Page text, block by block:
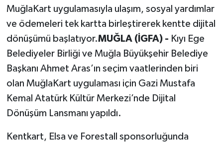
MuğlaKart uygulamasıyla ulaşım, sosyal yardımlar
ve ödemeleri tek kartta birleştirerek kentte dijital
dönüşümü başlatıyor.MUĞLA (İGFA) - Kıyı Ege
Belediyeler Birliği ve Muğla Büyükşehir Belediye
Başkanı Ahmet Aras’ın seçim vaatlerinden biri
olan MuğlaKart uygulaması için Gazi Mustafa
Kemal Atatürk Kültür Merkezi’nde Dijital
Dönüşüm Lansmanı yapıldı.
Kentkart, Elsa ve Forestall sponsorluğunda